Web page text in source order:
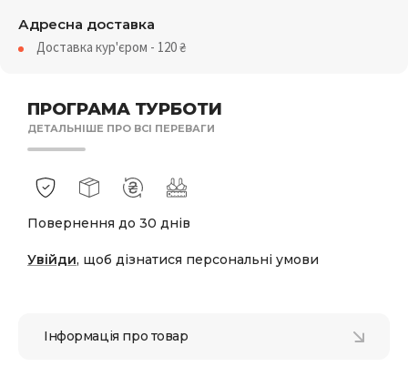
ПРОГРАМА ТУРБОТИ
ДЕТАЛЬНІШЕ ПРО ВСІ ПЕРЕВАГИ
Повернення до 30 днів
Увійди, щоб дізнатися персональні умови
Адресна доставка
Доставка кур'єром - 120₴
Інформація про товар